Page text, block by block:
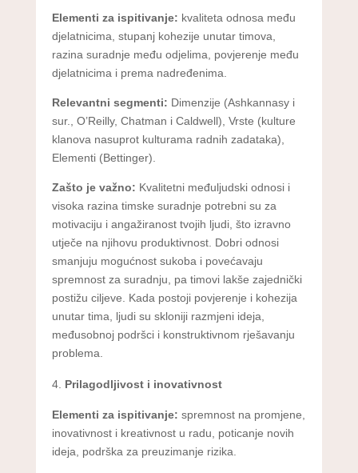
Elementi za ispitivanje: kvaliteta odnosa među
djelatnicima, stupanj kohezije unutar timova,
razina suradnje među odjelima, povjerenje među
djelatnicima i prema nadređenima.
Relevantni segmenti: Dimenzije (Ashkannasy i
sur., O’Reilly, Chatman i Caldwell), Vrste (kulture
klanova nasuprot kulturama radnih zadataka),
Elementi (Bettinger).
Zašto je važno: Kvalitetni međuljudski odnosi i
visoka razina timske suradnje potrebni su za
motivaciju i angažiranost tvojih ljudi, što izravno
utječe na njihovu produktivnost. Dobri odnosi
smanjuju mogućnost sukoba i povećavaju
spremnost za suradnju, pa timovi lakše zajednički
postižu ciljeve. Kada postoji povjerenje i kohezija
unutar tima, ljudi su skloniji razmjeni ideja,
međusobnoj podršci i konstruktivnom rješavanju
problema.
Prilagodljivost i inovativnost
Elementi za ispitivanje: spremnost na promjene,
inovativnost i kreativnost u radu, poticanje novih
ideja, podrška za preuzimanje rizika.